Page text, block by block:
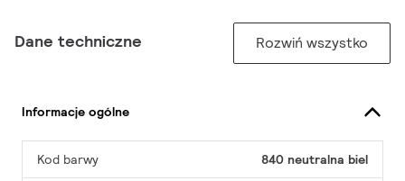
Dane techniczne Rozwiń wszystko
Informacje ogólne
Kod barwy 840 neutralna biel